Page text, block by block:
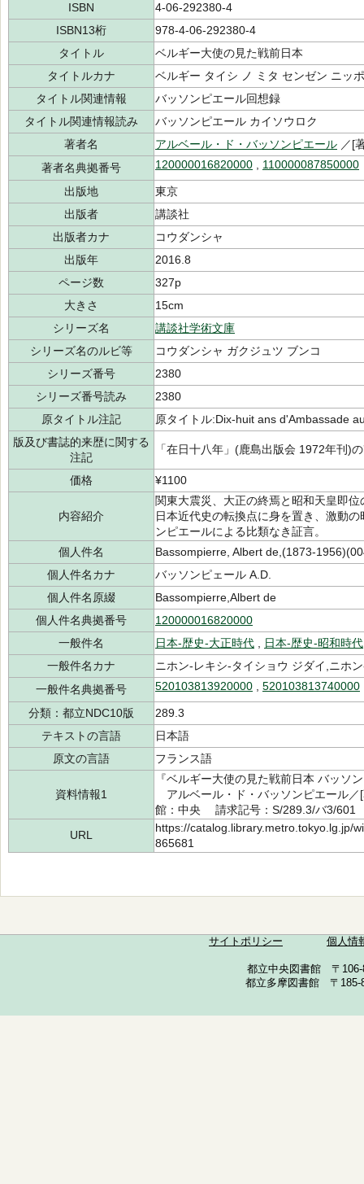
ISBN
4-06-292380-4
ISBN13桁
978-4-06-292380-4
タイトル
ベルギー大使の見た戦前日本
タイトルカナ
ベルギー タイシ ノ ミタ センゼン ニッ
タイトル関連情報
バッソンピエール回想録
タイトル関連情報読み
バッソンピエール カイソウロク
著者名
アルベール・ド・バッソンピエール ／[
著者名典拠番号
120000016820000 110000087850000
出版地
東京
出版者
講談社
出版者カナ
コウダンシャ
出版年
2016.8
ページ数
327p
大きさ
15cm
シリーズ名
講談社学術文庫
シリーズ名のルビ等
コウダンシャ ガクジュツ ブンコ
シリーズ番号
2380
シリーズ番号読み
2380
原タイトル注記
原タイトル:Dix‐huit ans d'Ambassade
版及び書誌的来歴に関する
注記
「在日十八年」(鹿島出版会 1972年刊)
価格 ¥1100
内容紹介
関東大震災、大正の終焉と昭和天皇即
日本近代史の転換点に身を置き、激動
ンピエールによる比類なき証言。
個人件名
Bassompierre, Albert de,(1873-
個人件名カナ
バッソンピェール A.D.
個人件名原綴
Bassompierre,Albert de
個人件名典拠番号
120000016820000
一般件名
日本-歴史-大正時代
日本-歴史-昭和時代
一般件名カナ
ニホン-レキシ-タイショウ ジダイ,ニホ
一般件名典拠番号
520103813920000 520103813740000
分類：都立NDC10版
289.3
テキストの言語
日本語
原文の言語
フランス語
資料情報1
『ベルギー大使の見た戦前日本 バッソ
アルベール・ド・バッソンピエール
館：中央 請求記号：S/289.3/バ3/601
URL
https://catalog.library.metro.tokyo.lg.jp/
865681
サイトポリシー 個人情
都立中央図書館 〒
都立多摩図書館 〒185-